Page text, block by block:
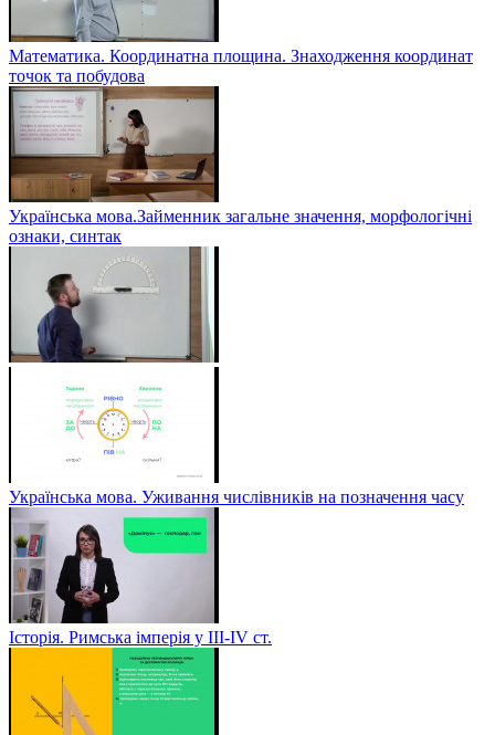
Математика. Координатна площина. Знаходження координат
точок та побудова
Українська мова.Займенник загальне значення, морфологічні
ознаки, синтак
Українська мова. Уживання числівників на позначення часу
Історія. Римська імперія у III-ІV ст.